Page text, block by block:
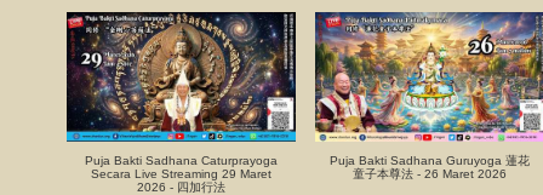
Puja Bakti Sadhana Caturprayoga
Secara Live Streaming 29 Maret
2026 - 四加行法
Puja Bakti Sadhana Guruyoga 蓮花
童子本尊法 - 26 Maret 2026